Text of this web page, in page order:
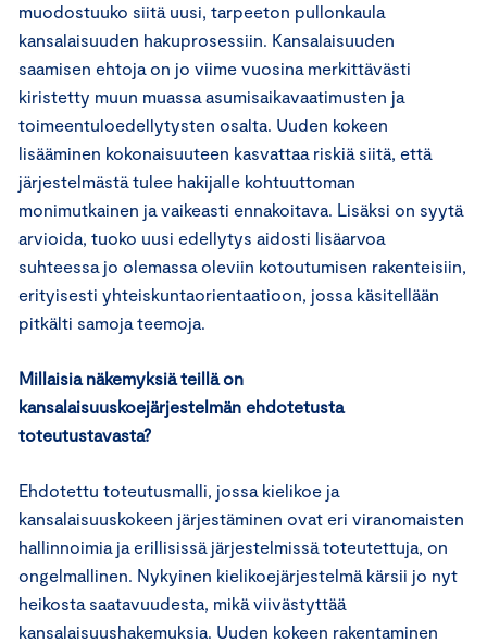
muodostuuko siitä uusi, tarpeeton pullonkaula
kansalaisuuden hakuprosessiin. Kansalaisuuden
saamisen ehtoja on jo viime vuosina merkittävästi
kiristetty muun muassa asumisaikavaatimusten ja
toimeentuloedellytysten osalta. Uuden kokeen
lisääminen kokonaisuuteen kasvattaa riskiä siitä, että
järjestelmästä tulee hakijalle kohtuuttoman
monimutkainen ja vaikeasti ennakoitava. Lisäksi on syytä
arvioida, tuoko uusi edellytys aidosti lisäarvoa
suhteessa jo olemassa oleviin kotoutumisen rakenteisiin,
erityisesti yhteiskuntaorientaatioon, jossa käsitellään
pitkälti samoja teemoja.
Millaisia näkemyksiä teillä on
kansalaisuuskoejärjestelmän ehdotetusta
toteutustavasta?
Ehdotettu toteutusmalli, jossa kielikoe ja
kansalaisuuskokeen järjestäminen ovat eri viranomaisten
hallinnoimia ja erillisissä järjestelmissä toteutettuja, on
ongelmallinen. Nykyinen kielikoejärjestelmä kärsii jo nyt
heikosta saatavuudesta, mikä viivästyttää
kansalaisuushakemuksia. Uuden kokeen rakentaminen